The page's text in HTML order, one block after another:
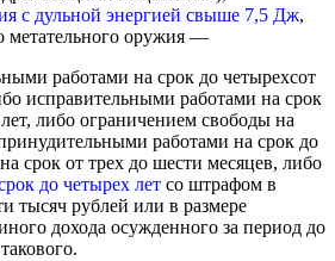
с дульной энергией свыше 7,5 Дж,
метательного оружия —
работами на срок до четырехсот
исправительными работами на срок
либо ограничением свободы на
работами на срок до
срок от трех до шести месяцев, либо
до четырех лет со штрафом в
тысяч рублей или в размере
дохода осужденного за период до